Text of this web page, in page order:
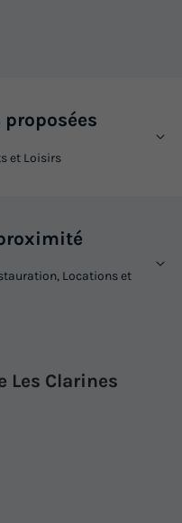
et Loisirs
Locations et
Les Clarines